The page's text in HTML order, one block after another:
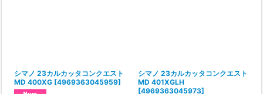
シマノ 23カルカッタコンクエスト
MD 400XG [4969363045959]
シマノ 23カルカッタコンクエスト
MD 401XGLH
[4969363045973]